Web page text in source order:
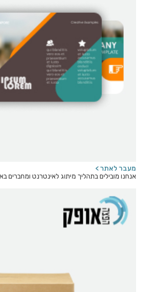
מעבר לאתר >
אנחנו מובילים בתהליך מיתוג לאינטרנט ומחברים